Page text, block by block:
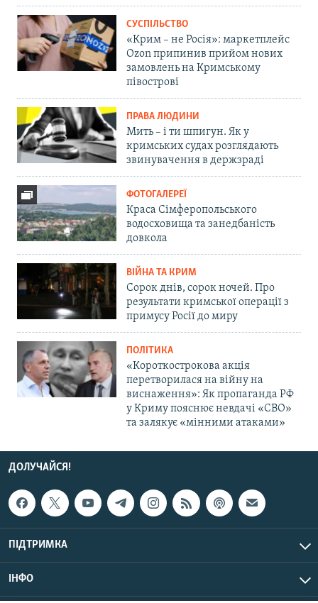
СУСПІЛЬСТВО
«Крим – не Росія»: маркетплейс
Ozon припинив прийом нових
замовлень на Кримському
півострові
ПРАВА ЛЮДИНИ
Мить – і ти шпигун. Як у
кримських судах розглядають
звинувачення в держзраді
ФОТОГАЛЕРЕЇ
Краса Сімферопольського
водосховища та занедбаність
довкола
ВІЙНА ТА КРИМ
Сорок днів, сорок ночей. Про
результати кримської операції з
примусу Росії до миру
ПОЛІТИКА
«Короткострокова акція
перетворилася на війну на
виснаження»: Як пропаганда РФ
у Криму пояснює невдачі «СВО»
та залякує «мінними атаками»
ДОЛУЧАЙСЯ!
ПІДТРИМКА
ІНФО